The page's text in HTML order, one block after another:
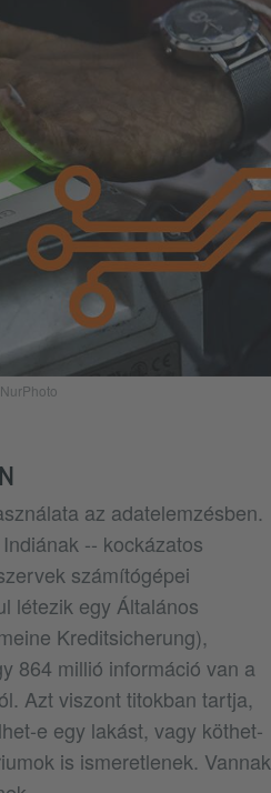
az adatelemzésben.
-- kockázatos
számítógépei
létezik egy Általános
Kreditsicherung),
864 millió információ van a
Azt viszont titokban tartja,
e egy lakást, vagy köthet-
is ismeretlenek. Vannak